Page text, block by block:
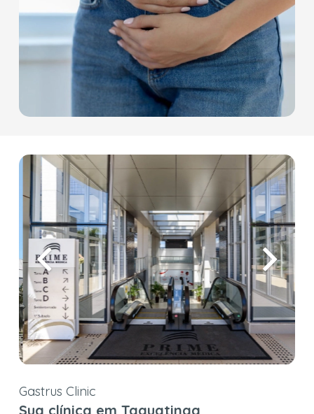
Gastrus Clinic
Sua clínica em Taguatinga